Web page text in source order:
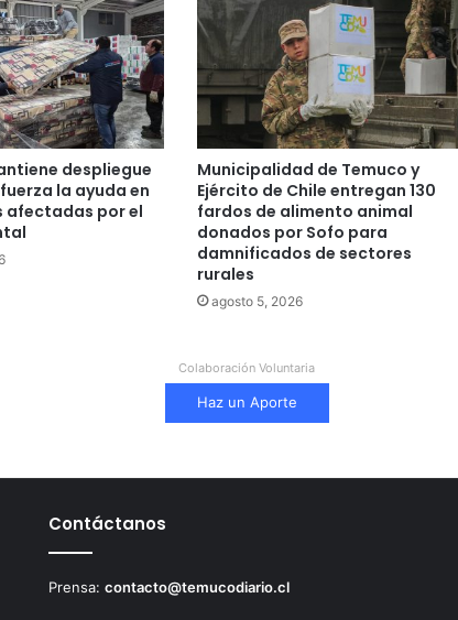
despliegue
la ayuda en
afectadas por el
Municipalidad de Temuco y
Ejército de Chile entregan 130
fardos de alimento animal
donados por Sofo para
damnificados de sectores
rurales
agosto 5, 2026
Colaboración Voluntaria
Haz un Aporte
Contáctanos
Prensa:contacto@temucodiario.cl